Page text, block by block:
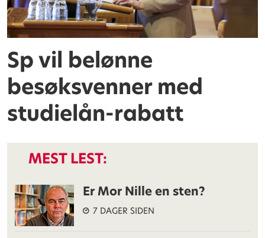
Sp vil belønne
besøksvenner med
studielån-rabatt
MEST LEST:
Er Mor Nille en sten?
7 DAGER SIDEN